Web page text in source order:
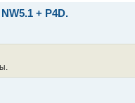
+ P4D.